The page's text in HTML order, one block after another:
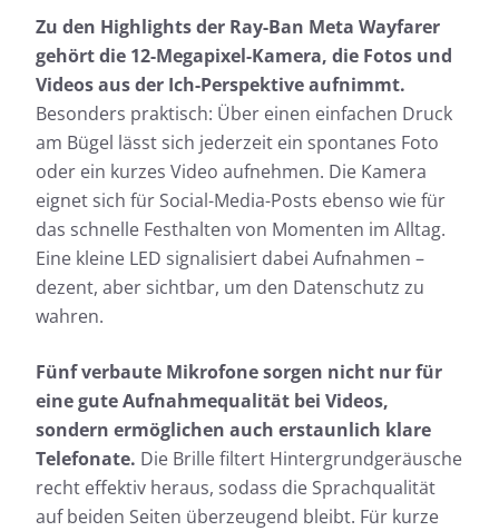
Zu den Highlights der Ray-Ban Meta Wayfarer
gehört die 12-Megapixel-Kamera, die Fotos und
Videos aus der Ich-Perspektive aufnimmt.
Besonders praktisch: Über einen einfachen Druck
am Bügel lässt sich jederzeit ein spontanes Foto
oder ein kurzes Video aufnehmen. Die Kamera
eignet sich für Social-Media-Posts ebenso wie für
das schnelle Festhalten von Momenten im Alltag.
Eine kleine LED signalisiert dabei Aufnahmen –
dezent, aber sichtbar, um den Datenschutz zu
wahren.
Fünf verbaute Mikrofone sorgen nicht nur für
eine gute Aufnahmequalität bei Videos,
sondern ermöglichen auch erstaunlich klare
Telefonate. Die Brille filtert Hintergrundgeräusche
recht effektiv heraus, sodass die Sprachqualität
auf beiden Seiten überzeugend bleibt. Für kurze